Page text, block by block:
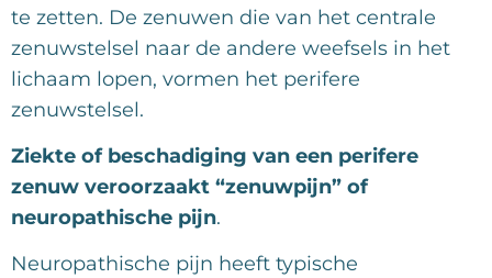
te zetten. De zenuwen die van het centrale
zenuwstelsel naar de andere weefsels in het
lichaam lopen, vormen het perifere
zenuwstelsel.
Ziekte of beschadiging van een perifere
zenuw veroorzaakt “zenuwpijn” of
neuropathische pijn.
Neuropathische pijn heeft typische